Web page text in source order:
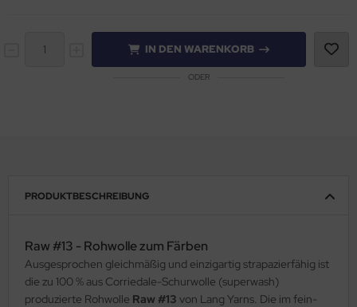
IN DEN WARENKORB
ODER
PRODUKTBESCHREIBUNG
Raw #13 - Rohwolle zum Färben
Ausgesprochen gleichmäßig und einzigartig strapazierfähig ist
die zu 100 % aus Corriedale-Schurwolle (superwash)
produzierte Rohwolle Raw #13 von Lang Yarns. Die im fein-